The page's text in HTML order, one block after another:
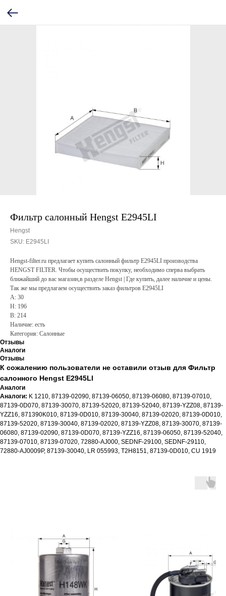
Фильтр салонный Hengst E2945LI
Hengst
SKU: E2945LI
Hengst-filter.ru предлагает купить салонный фильтр E2945LI производства
HENGST FILTER. Чтобы осуществить покупку, необходимо сперва выбрать
ближайший до вас магазин,в разделе Hengst | Где купить, далее наличие и цены.
Так же мы предлагаем осуществить заказ фильтров E2945LI
A: 30
H: 196
B: 214
Наличие: есть
Категория: Салонные
Отзывы
Аналоги
Отзывы
К сожалению пользователи не оставили отзыв для Фильтр
салонного Hengst E2945LI
Аналоги
Аналоги: K 1210, 87139-02090, 87139-06050, 87139-06080, 87139-07010,
87139-0D070, 87139-30070, 87139-52020, 87139-52040, 87139-YZZ08, 87139-
YZZ16, 871390K010, 87139-0D010, 87139-30040, 87139-02020, 87139-0D010,
87139-52020, 87139-30040, 87139-02020, 87139-YZZ08, 87139-30070, 87139-
06080, 87139-02090, 87139-0D070, 87139-YZZ16, 87139-06050, 87139-52040,
87139-07010, 87139-07020, 72880-AJ000, SEDNF-29100, SEDNF-29110,
72880-AJ0009P, 87139-30040, LR 055993, T2H8151, 87139-0D010, CU 1919